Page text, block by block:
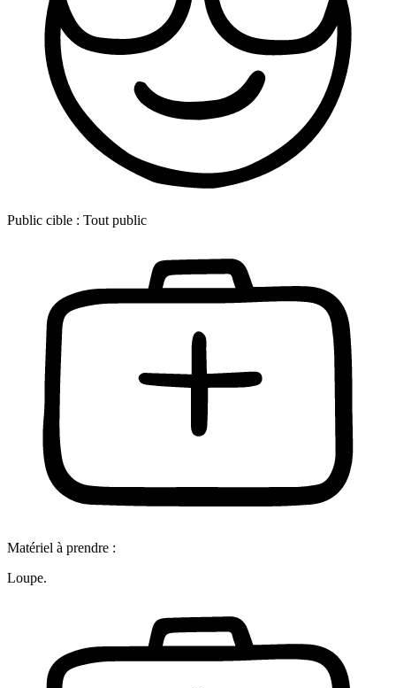
Public cible : Tout public
Matériel à prendre :
Loupe.